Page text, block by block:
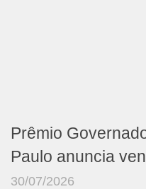
Prêmio
Paulo anuncia
30/07/2026